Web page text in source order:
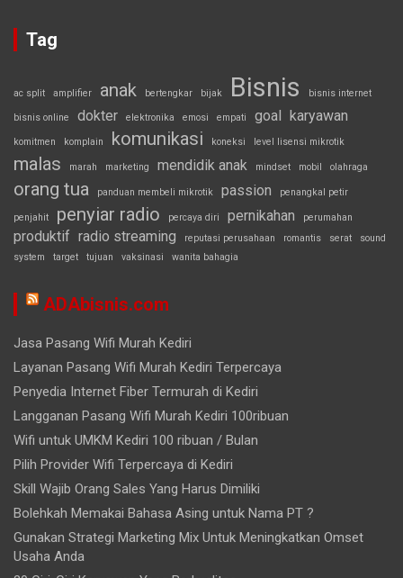
Tag
ac split amplifier anak bertengkar bijak Bisnis bisnis internet
bisnis online dokter elektronika emosi empati goal karyawan
komitmen komplain komunikasi koneksi level lisensi mikrotik
malas marah marketing mendidik anak mindset mobil olahraga
orang tua panduan membeli mikrotik passion penangkal petir
penjahit penyiar radio percaya diri pernikahan perumahan
produktif radio streaming reputasi perusahaan romantis serat
sound
system
target tujuan vaksinasi wanita bahagia
ADAbisnis.com
Jasa Pasang Wifi Murah Kediri
Layanan Pasang Wifi Murah Kediri Terpercaya
Penyedia Internet Fiber Termurah di Kediri
Langganan Pasang Wifi Murah Kediri 100ribuan
Wifi untuk UMKM Kediri 100 ribuan / Bulan
Pilih Provider Wifi Terpercaya di Kediri
Skill Wajib Orang Sales Yang Harus Dimiliki
Bolehkah Memakai Bahasa Asing untuk Nama PT ?
Gunakan Strategi Marketing Mix Untuk Meningkatkan Omset
Usaha Anda